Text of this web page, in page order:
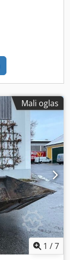
Mali oglas
1 /7